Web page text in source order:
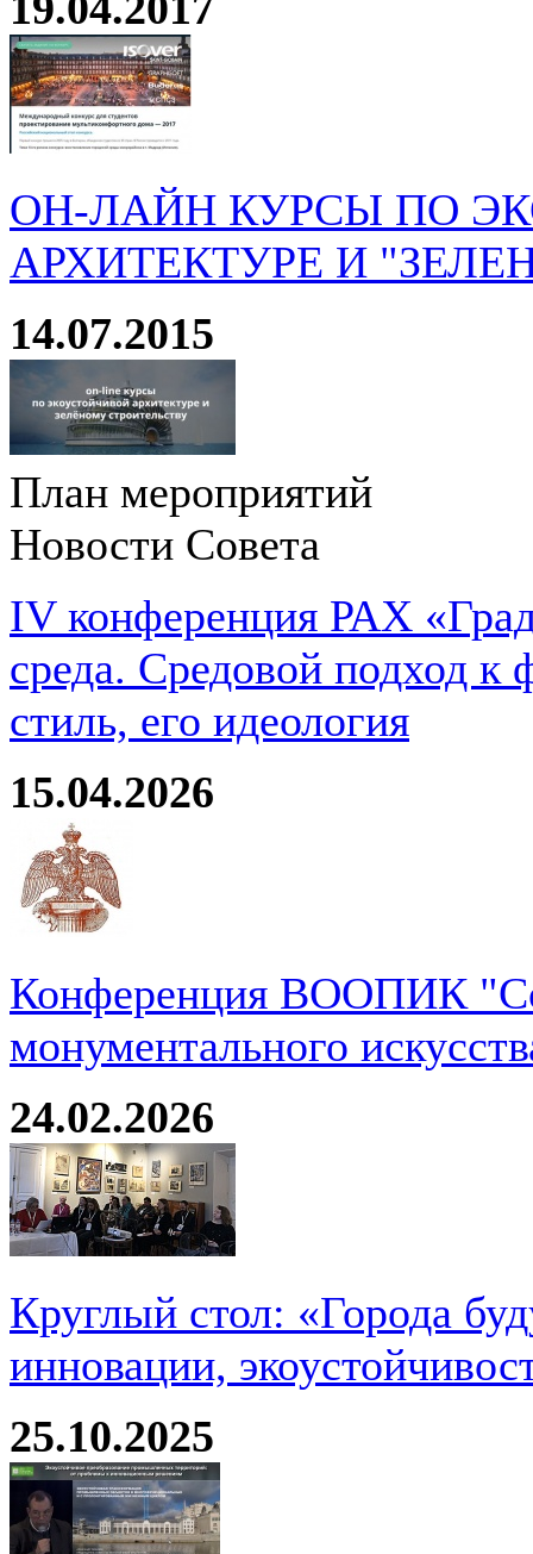
ОН-ЛАЙН КУРСЫ ПО
АРХИТЕКТУРЕ И
14.07.2015
План мероприятий
Новости Совета
IV конференция РАХ
среда. Средовой подход
стиль, его идеология
15.04.2026
Конференция ВООПИК
монументального
24.02.2026
Круглый стол: «Города
инновации,
25.10.2025